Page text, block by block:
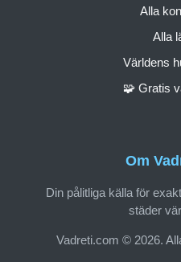
Om
Din pålitliga källa för
städer
Vadreti.com © 2026.
Alla
Alla
Världens
🧩 Gratis